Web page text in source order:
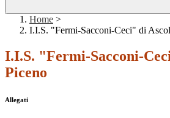
Home >
I.I.S. "Fermi-Sacconi-Ceci" di
I.I.S. "Fermi-Sacconi-
Piceno
Allegati